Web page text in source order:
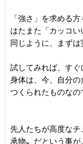
「強さ」を求める
はたまた「カッコい
同じように、まずは
試してみれば、すぐ
身体は、今、自分の
つくられたものなの
先人たちが高度な
承物〟だという事が。